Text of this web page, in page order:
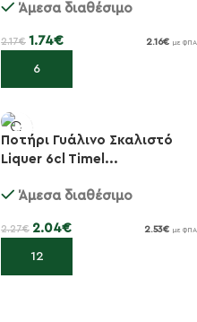
Άμεσα διαθέσιμο
2.17€ 1.74€ 2.16€ με ΦΠΑ
Προσθήκη στο καλάθι
-10%
Ποτήρι Γυάλινο Σκαλιστό
Liquer 6cl Timel...
Άμεσα διαθέσιμο
2.27€ 2.04€ 2.53€ με ΦΠΑ
Προσθήκη στο καλάθι